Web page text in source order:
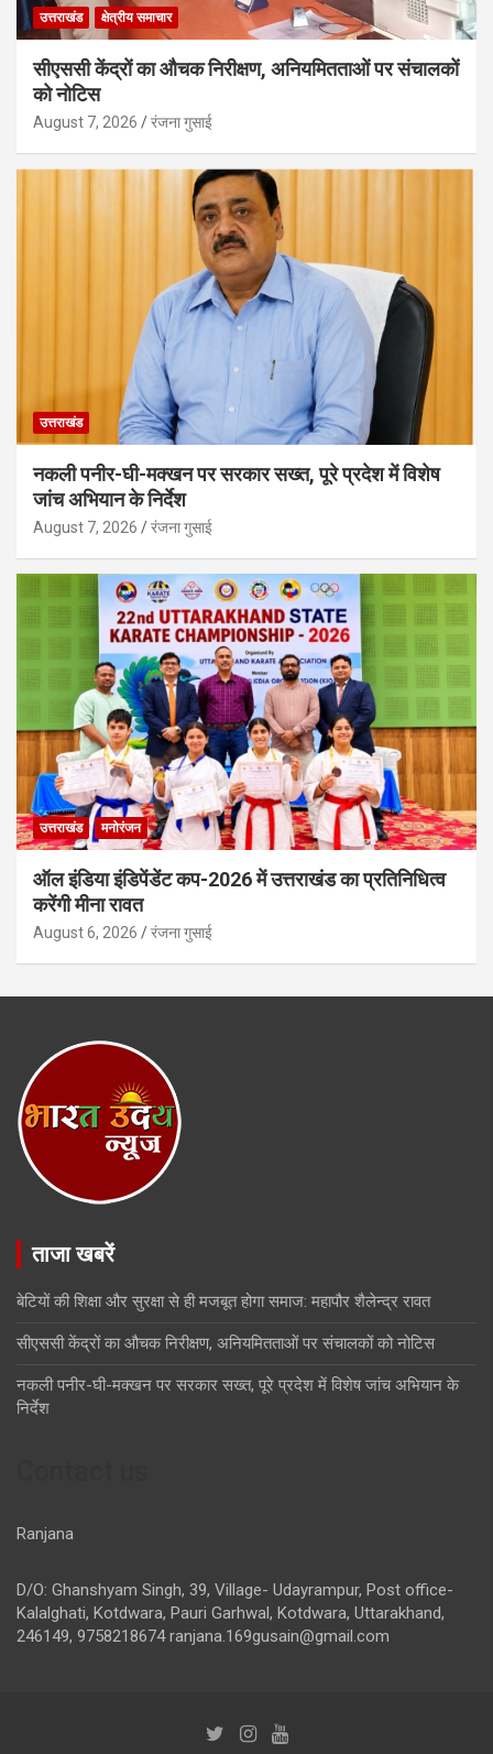
उत्तराखंड क्षेत्रीय समाचार
सीएससी केंद्रों का औचक निरीक्षण, अनियमितताओं पर संचालकों
को नोटिस
August 7, 2026 रंजना गुसाई
उत्तराखंड
नकली पनीर-घी-मक्खन पर सरकार सख्त, पूरे प्रदेश में विशेष
जांच अभियान के निर्देश
August 7, 2026 रंजना गुसाई
उत्तराखंड मनोरंजन
ऑल इंडिया इंडिपेंडेंट कप-2026 में उत्तराखंड का प्रतिनिधित्व
करेंगी मीना रावत
August 6, 2026 रंजना गुसाई
ताजा खबरें
बेटियों की शिक्षा और सुरक्षा से ही मजबूत होगा समाज: महापौर शैलेन्द्र रावत
सीएससी केंद्रों का औचक निरीक्षण, अनियमितताओं पर संचालकों को नोटिस
नकली पनीर-घी-मक्खन पर सरकार सख्त, पूरे प्रदेश में विशेष जांच अभियान के
निर्देश
Ranjana
D/O: Ghanshyam Singh, 39, Village- Udayrampur, Post office-
Kalalghati, Kotdwara, Pauri Garhwal, Kotdwara, Uttarakhand,
246149, 9758218674ranjana.169gusain@gmail.com